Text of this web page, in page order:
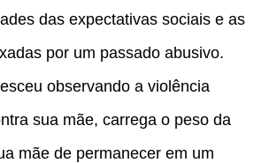
das expectativas sociais e as
por um passado abusivo.
observando a violência
sua mãe, carrega o peso da
mãe de permanecer em um